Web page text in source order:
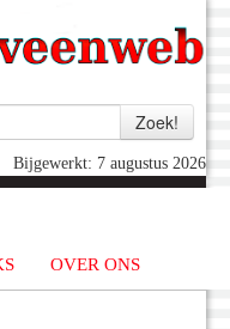
Bijgewerkt: 7 augustus 2026
OVER ONS